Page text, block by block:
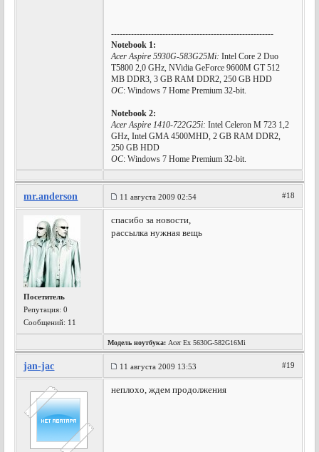
---------------------------------------------------------
Notebook 1:
Acer Aspire 5930G-583G25Mi: Intel Core 2 Duo
T5800 2,0 GHz, NVidia GeForce 9600M GT 512
MB DDR3, 3 GB RAM DDR2, 250 GB HDD
ОС: Windows 7 Home Premium 32-bit.
Notebook 2:
Acer Aspire 1410-722G25i: Intel Celeron M 723 1,2
GHz, Intel GMA 4500MHD, 2 GB RAM DDR2,
250 GB HDD
ОС: Windows 7 Home Premium 32-bit.
mr.anderson 11 августа 2009 02:54 #18
Посетитель
Репутация:0
Сообщений: 11
спасибо за новости,
рассылка нужная вещь
Модель ноутбука: Acer Ex 5630G-582G16Mi
jan-jac 11 августа 2009 13:53 #19
неплохо, ждем продолжения